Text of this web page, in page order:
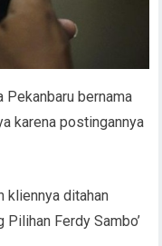
Pekanbaru bernama
karena postingannya
kliennya ditahan
Pilihan Ferdy Sambo’